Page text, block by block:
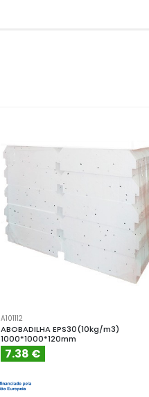
A101112
ABOBADILHA EPS30(10kg/m3)
1000*1000*120mm
7.38 €